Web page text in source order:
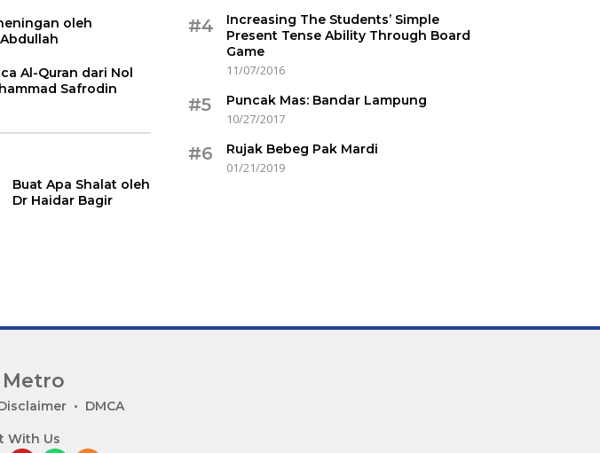
oleh
Al-Quran dari Nol
Safrodin
Buat Apa Shalat oleh
Dr Haidar Bagir
#4
Increasing The Students’ Simple
Present Tense Ability Through Board
Game
11/07/2016
#5
Puncak Mas: Bandar Lampung
10/27/2017
#6
Rujak Bebeg Pak Mardi
01/21/2019
Metro
DMCA
With Us